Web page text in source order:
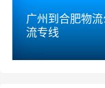
广州到合肥物
流专线